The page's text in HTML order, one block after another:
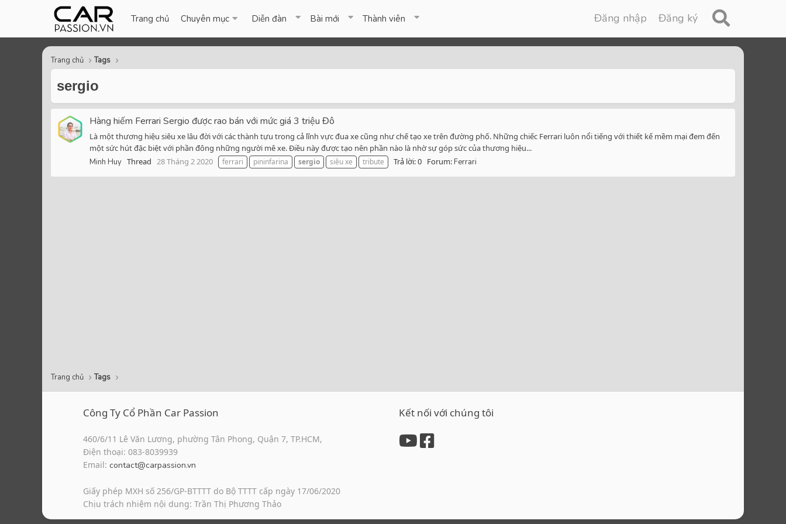
Trang chủ Chuyên mục Diễn đàn Bài mới Thành viên Đăng nhập Đăng ký
Trang chủ Tags
sergio
Hàng hiếm Ferrari Sergio được rao bán với mức giá 3 triệu Đô
Là một thương hiệu siêu xe lâu đời với các thành tựu trong cả lĩnh vực đua xe cũng như chế tạo xe trên đường phố. Những chiếc Ferrari luôn nổi tiếng với thiết kế mềm mại đem đến
một sức hút đặc biệt với phần đông những người mê xe. Điều này được tạo nên phần nào là nhờ sự góp sức của thương hiệu...
Minh Huy Thread 28 Tháng 2 2020 ferrari pininfarina sergio siêu xe tribute Trả lời: 0 Forum:Ferrari
Trang chủ Tags
Công Ty Cổ Phần Car Passion
460/6/11 Lê Văn Lương, phường Tân Phong, Quận 7, TP.HCM,
Điện thoại: 083-8039939
Email: contact@carpassion.vn
Giấy phép MXH số 256/GP-BTTTT do Bộ TTTT cấp ngày 17/06/2020
Chịu trách nhiệm nội dung: Trần Thị Phương Thảo
Kết nối với chúng tôi